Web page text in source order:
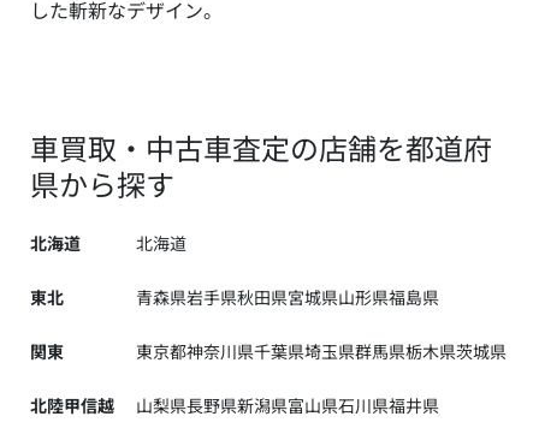
した斬新なデザイン。
車買取・中古車査定の店舗を都道府
県から探す
北海道 北海道
東北 青森県岩手県秋田県宮城県山形県福島県
関東 東京都神奈川県千葉県埼玉県群馬県栃木県茨城県
北陸甲信越 山梨県長野県新潟県富山県石川県福井県